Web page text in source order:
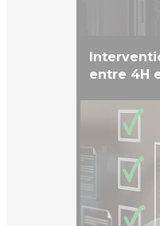
entre 4H